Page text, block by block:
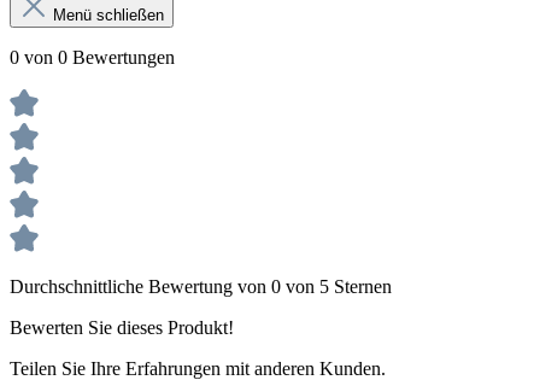
Menü schließen
0 von 0 Bewertungen
Durchschnittliche Bewertung von 0 von 5 Sternen
Bewerten Sie dieses Produkt!
Teilen Sie Ihre Erfahrungen mit anderen Kunden.